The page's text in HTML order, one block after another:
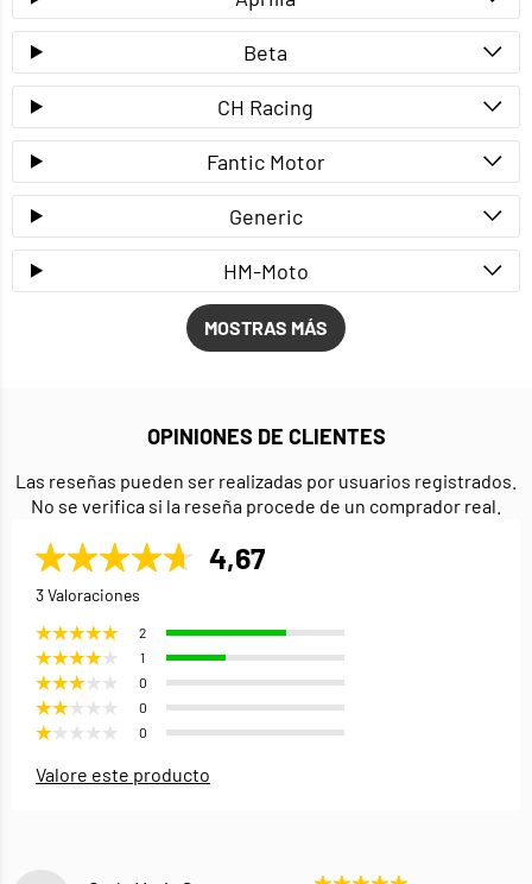
Beta
CH Racing
Fantic Motor
Generic
HM-Moto
MOSTRAS MÁS
OPINIONES DE CLIENTES
Las reseñas pueden ser realizadas por usuarios registrados.
No se verifica si la reseña procede de un comprador real.
4,67
3 Valoraciones
2
1
0
0
0
Valore este producto